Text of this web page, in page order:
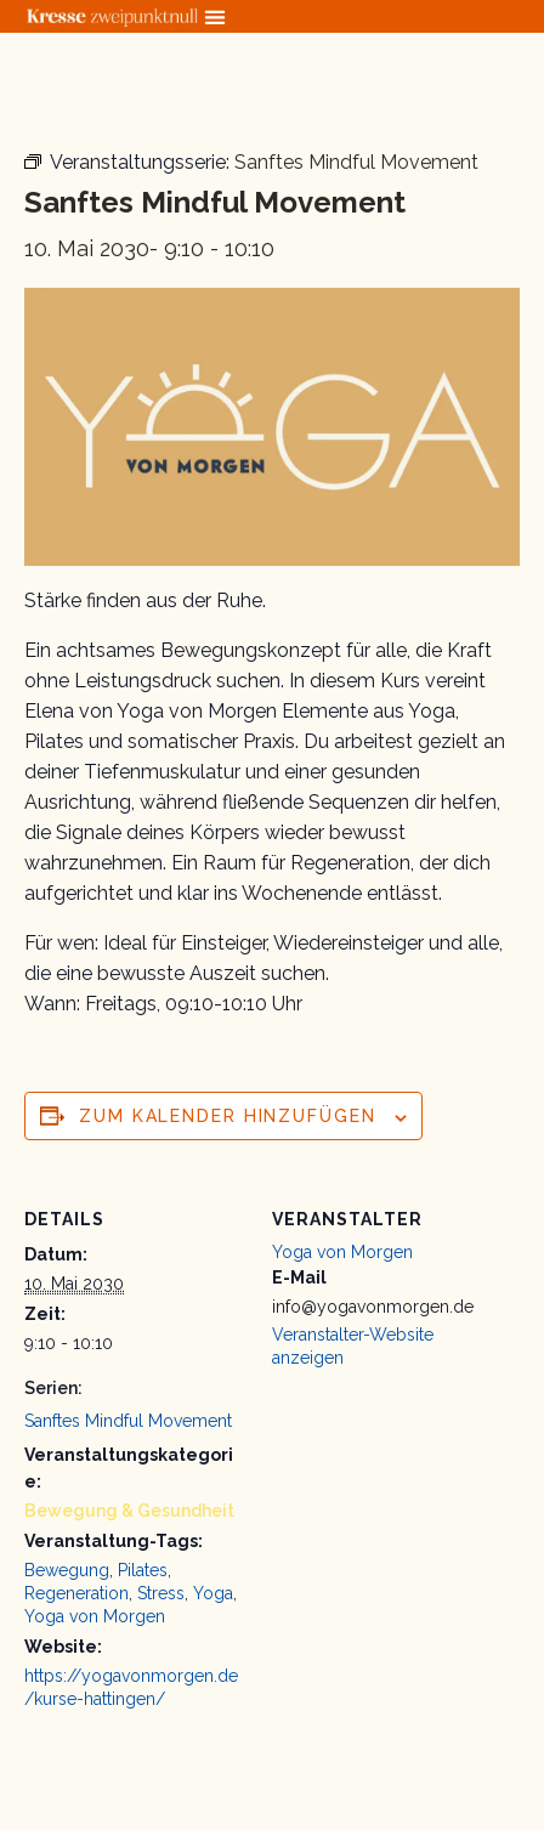
Zum
Veranstaltungsserie: Sanftes Mindful Movement
Sanftes Mindful Movement
10. Mai 2030- 9:10 - 10:10
Stärke finden aus der Ruhe.
Ein achtsames Bewegungskonzept für alle, die Kraft
ohne Leistungsdruck suchen. In diesem Kurs vereint
Elena von Yoga von Morgen Elemente aus Yoga,
Pilates und somatischer Praxis. Du arbeitest gezielt an
deiner Tiefenmuskulatur und einer gesunden
Ausrichtung, während fließende Sequenzen dir helfen,
die Signale deines Körpers wieder bewusst
wahrzunehmen. Ein Raum für Regeneration, der dich
aufgerichtet und klar ins Wochenende entlässt.
Für wen: Ideal für Einsteiger, Wiedereinsteiger und alle,
die eine bewusste Auszeit suchen.
Wann: Freitags, 09:10-10:10 Uhr
ZUM KALENDER HINZUFÜGEN
DETAILS
Datum:
10. Mai 2030
Zeit:
9:10 - 10:10
Serien:
Sanftes Mindful Movement
Veranstaltungskategori
e:
Bewegung & Gesundheit
Veranstaltung-Tags:
Bewegung, Pilates,
Regeneration, Stress, Yoga,
Yoga von Morgen
Website:
https://yogavonmorgen.de
/kurse-hattingen/
VERANSTALTER
Yoga von Morgen
E-Mail
info@yogavonmorgen.de
Veranstalter-Website
anzeigen